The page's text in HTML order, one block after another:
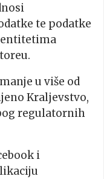
te podatke
u više od
Kraljevstvo,
regulatornih
i